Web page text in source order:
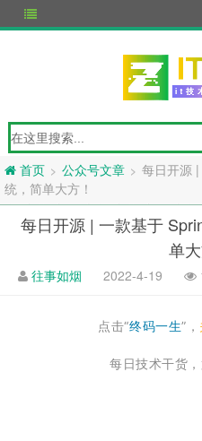
首页 > 公众号文章 > 每日开源
统，简单大方！
每日开源 | 一款基于
单大
往事如烟 2022-4-19
点击“终码一生”，
每日技术干货